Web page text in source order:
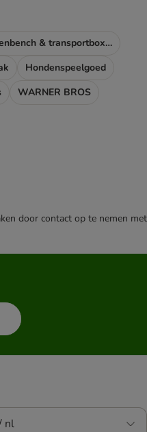
Hondenbench & transportboxen
Hondenspeelgoed
WARNER BROS
door contact op te nemen met
nl